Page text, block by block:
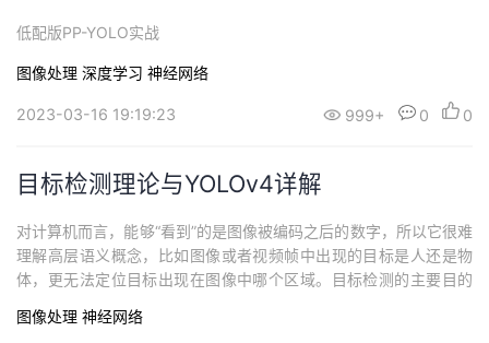
低配版PP-YOLO实战
图像处理 深度学习 神经网络
2023-03-16 19:19:23 999+ 0 0
目标检测理论与YOLOv4详解
对计算机而言，能够“看到”的是图像被编码之后的数字，所以它很难
理解高层语义概念，比如图像或者视频帧中出现的目标是人还是物
体，更无法定位目标出现在图像中哪个区域。目标检测的主要目的
该目标周围绘制边界框，标示出每个目标的位置
图像处理 神经网络